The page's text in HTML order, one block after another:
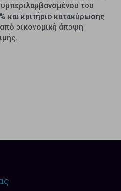
του
και κριτήριο κατακύρωσης
οικονομική άποψη